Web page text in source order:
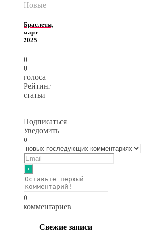
Новые
Браслеты,
март
2025
0
0
голоса
Рейтинг
статьи
Подписаться
Уведомить
о
0
комментариев
Свежие записи